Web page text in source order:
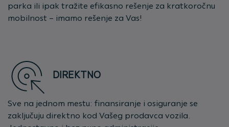
parka ili ipak tražite efikasno rešenje za kratkoročnu
mobilnost – imamo rešenje za Vas!
DIREKTNO
Sve na jednom mestu: finansiranje i osiguranje se
zaključuju direktno kod Vašeg prodavca vozila.